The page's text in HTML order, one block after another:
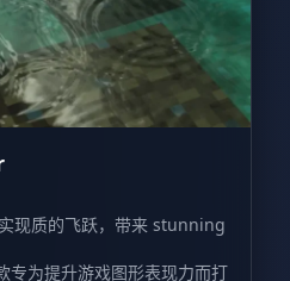
现质的飞跃，带来 stunning
为提升游戏图形表现力而打